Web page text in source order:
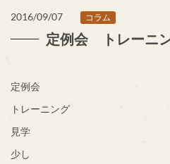
2016/09/07 コラム
定例会 トレーニ
定例会
トレーニング
見学
少し